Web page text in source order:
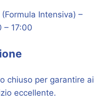
Intensiva) –
– 17:00
chiuso per garantire ai
eccellente.